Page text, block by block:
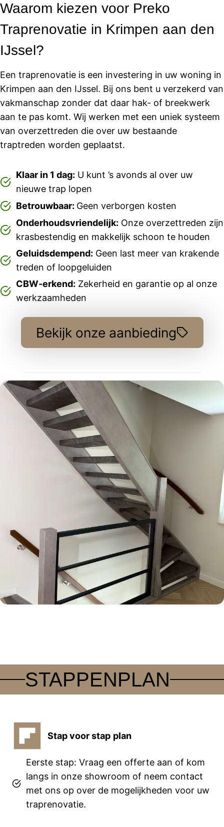
Waarom kiezen voor Preko
Traprenovatie in Krimpen aan den
IJssel?
Een traprenovatie is een investering in uw woning in
Krimpen aan den IJssel. Bij ons bent u verzekerd van
vakmanschap zonder dat daar hak- of breekwerk
aan te pas komt. Wij werken met een uniek systeem
van overzettreden die over uw bestaande
traptreden worden geplaatst.
Klaar in 1 dag: U kunt ’s avonds al over uw
nieuwe trap lopen
Betrouwbaar: Geen verborgen kosten
Onderhoudsvriendelijk: Onze overzettreden zijn
krasbestendig en makkelijk schoon te houden
Geluidsdempend: Geen last meer van krakende
treden of loopgeluiden
CBW-erkend: Zekerheid en garantie op al onze
werkzaamheden
Bekijk onze aanbieding
STAPPENPLAN
Stap voor stap plan
Eerste stap: Vraag een offerte aan of kom
langs in onze showroom of neem contact
met ons op over de mogelijkheden voor uw
traprenovatie.